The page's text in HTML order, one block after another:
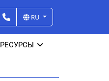
RU
РЕСУРСЫ